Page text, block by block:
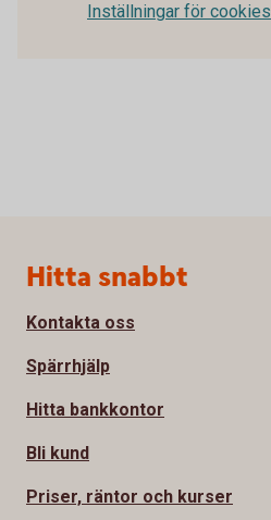
Inställningar för cookies
Sidfot
Hitta snabbt
Kontakta oss
Spärrhjälp
Hitta bankkontor
Bli kund
Priser, räntor och kurser